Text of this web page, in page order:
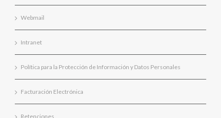
Webmail
Intranet
Política para la Protección de Información y Datos Personales
Facturación Electrónica
Retenciones